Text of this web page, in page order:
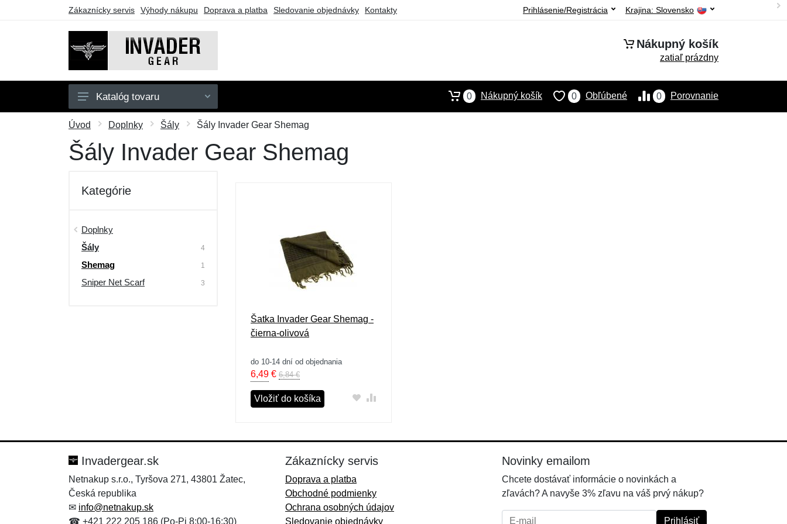
Zákaznícky servis Výhody nákupu Doprava a platba Sledovanie objednávky Kontakty Krajina: Slovensko
Prihlásenie/Registrácia
Nákupný košík
zatiaľ prázdny
Pánske
Doplnky
Outdoor
Taktické vybavenie
Výpredaj
Katalóg tovaru 0 Porovnanie
0 Obľúbené
0 Nákupný košík
Úvod Doplnky Šály Šály Invader Gear Shemag
Šály Invader Gear Shemag
Kategórie
Doplnky
Šály
4
Shemag 1
Sniper Net Scarf 3
Šatka Invader Gear Shemag -
čierna-olivová
do 10-14 dní od objednania
6,49 € 6,84 €
Vložiť do košíka
Invadergear.sk
Netnakup s.r.o., Tyršova 271, 43801 Žatec,
Česká republika
✉ info@netnakup.sk
☎ +421 222 205 186 (Po-Pi 8:00-16:30)
Zákaznícky servis
Doprava a platba
Obchodné podmienky
Ochrana osobných údajov
Sledovanie objednávky
Novinky emailom
Chcete dostávať informácie o novinkách a
zľavách? A navyše 3% zľavu na váš prvý nákup?
E-mail: Prihlásiť